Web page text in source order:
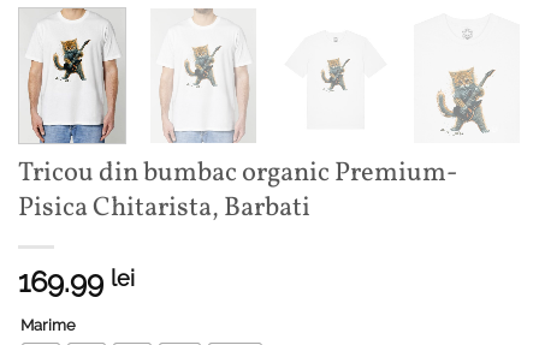
Tricou din bumbac organic Premium-
Pisica Chitarista, Barbati
169.99 lei
Marime